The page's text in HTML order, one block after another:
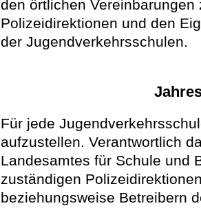
den örtlichen
Polizeidirektionen und den
der Jugendverkehrsschulen.
Für jede
aufzustellen. Verantwortlich
Landesamtes für Schule und
zuständigen
beziehungsweise Betreibern